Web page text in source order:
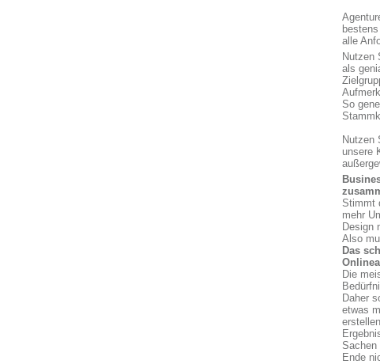
alle
Nutzen
als
So
Nutzen
unsere
Stimmt
mehr
Design
Also
Das
Die
Daher
etwas
Sachen
Ende